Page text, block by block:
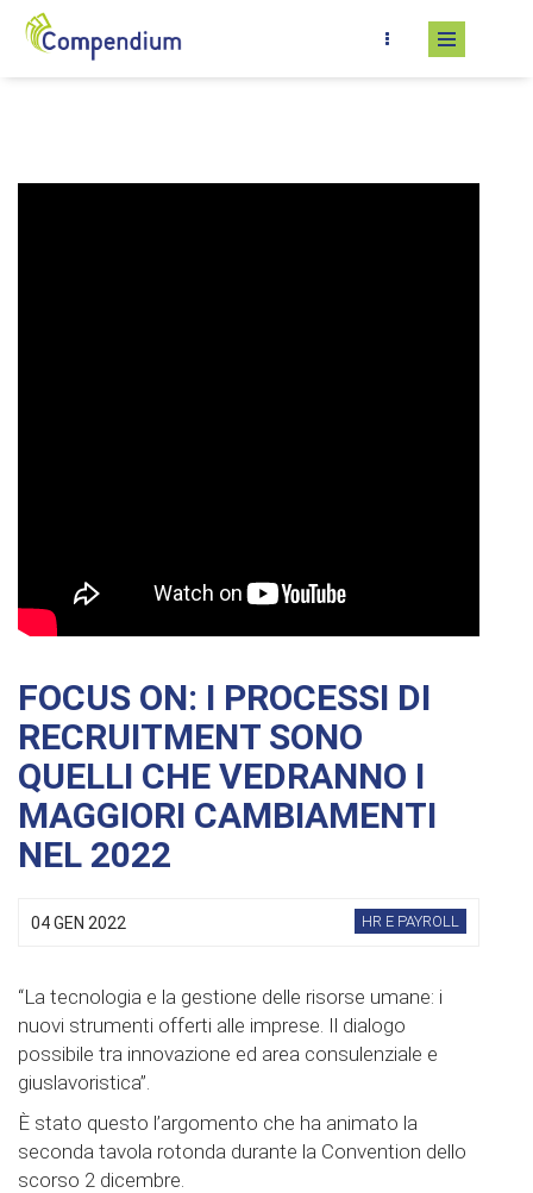
Salta al contenuto principale
FOCUS ON: I PROCESSI DI
RECRUITMENT SONO
QUELLI CHE VEDRANNO I
MAGGIORI CAMBIAMENTI
NEL 2022
04 GEN 2022 HR E PAYROLL
“La tecnologia e la gestione delle risorse umane: i
nuovi strumenti offerti alle imprese. Il dialogo
possibile tra innovazione ed area consulenziale e
giuslavoristica”.
È stato questo l’argomento che ha animato la
seconda tavola rotonda durante la Convention dello
scorso 2 dicembre.